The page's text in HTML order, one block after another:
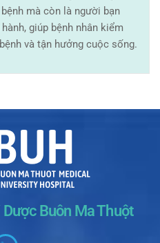
mà còn là người bạn
giúp bệnh nhân kiểm
và tận hưởng cuộc sống.
Buôn Ma Thuột